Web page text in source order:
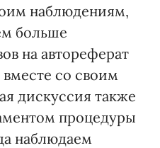
наблюдениям,
больше
на автореферат
вместе со своим
дискуссия также
процедуры
наблюдаем